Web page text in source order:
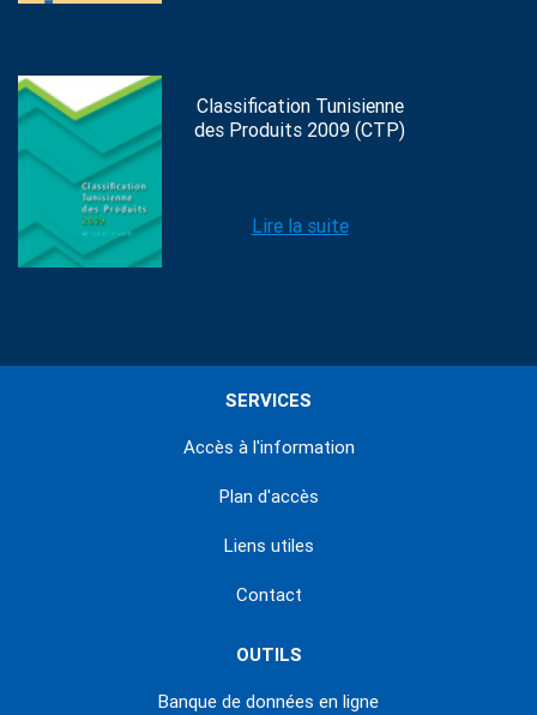
Classification Tunisienne
des Produits 2009 (CTP)
Lire la suite
SERVICES
Accès à l'information
Plan d'accès
Liens utiles
Contact
OUTILS
Banque de données en ligne